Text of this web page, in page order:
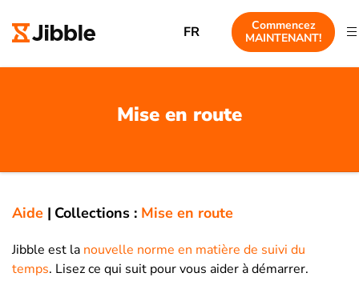
FR
Commencez
MAINTENANT!
Mise en route
Aide | Collections : Mise en route
Jibble est la nouvelle norme en matière de suivi du
temps. Lisez ce qui suit pour vous aider à démarrer.